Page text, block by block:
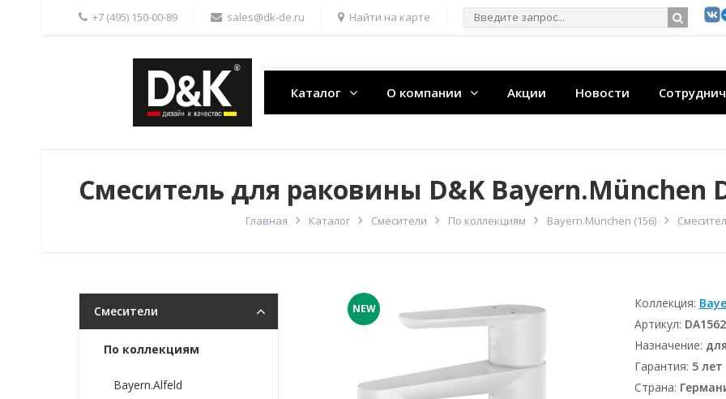
+7 (495) 150-00-89 sales@dk-de.ru Найти на карте
Каталог О компании Акции Новости
Смеситель для раковины D&K Bayern.München
Главная Каталог Смесители По коллекциям Bayern.München (156)
NEW Коллекция:
Артикул:
Назначение:
Гарантия: 5 лет
Страна:
Смесители
По коллекциям
Bayern.Alfeld